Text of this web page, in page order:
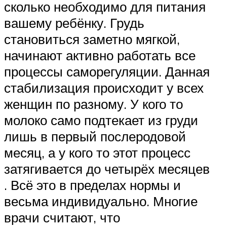
сколько необходимо для питания
вашему ребёнку. Грудь
становиться заметно мягкой,
начинают активно работать все
процессы саморегуляции. Данная
стабилизация происходит у всех
женщин по разному. У кого то
молоко само подтекает из груди
лишь в первый послеродовой
месяц, а у кого то этот процесс
затягивается до четырёх месяцев
. Всё это в пределах нормы и
весьма индивидуально. Многие
врачи считают, что